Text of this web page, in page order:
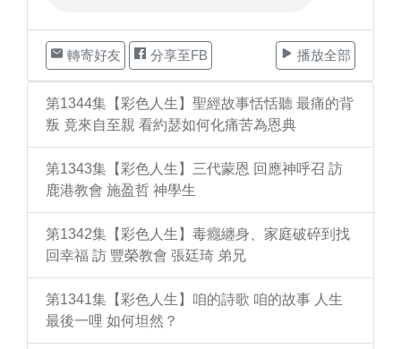
轉寄好友 分享至FB 播放全部
第1344集【彩色人生】聖經故事恬恬聽 最痛的背
叛 竟來自至親 看約瑟如何化痛苦為恩典
第1343集【彩色人生】三代蒙恩 回應神呼召 訪
鹿港教會 施盈哲 神學生
第1342集【彩色人生】毒癮纏身、家庭破碎到找
回幸福 訪 豐榮教會 張廷琦 弟兄
第1341集【彩色人生】咱的詩歌 咱的故事 人生
最後一哩 如何坦然？